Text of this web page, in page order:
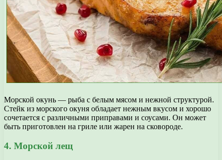
Морской окунь — рыба с белым мясом и нежной структурой.
Стейк из морского окуня обладает нежным вкусом и хорошо
сочетается с различными приправами и соусами. Он может
быть приготовлен на гриле или жарен на сковороде.
4. Морской лещ